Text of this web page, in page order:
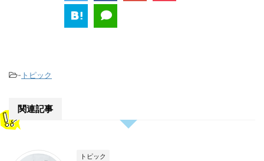
- トピック
関連記事
トピック